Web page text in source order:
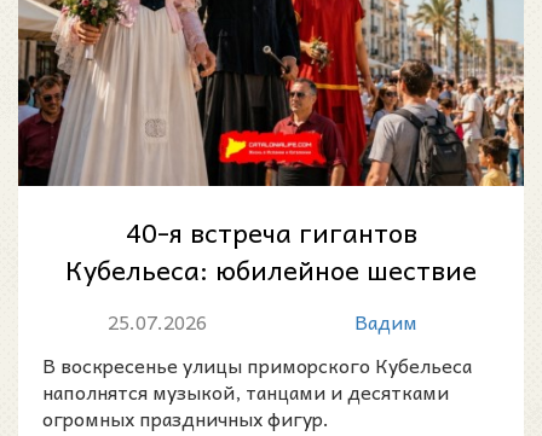
40-я встреча гигантов
Кубельеса: юбилейное шествие
каталонских великанов 26
июля 2026 года
25.07.2026
Вадим
В воскресенье улицы приморского Кубельеса
наполнятся музыкой, танцами и десятками
огромных праздничных фигур.